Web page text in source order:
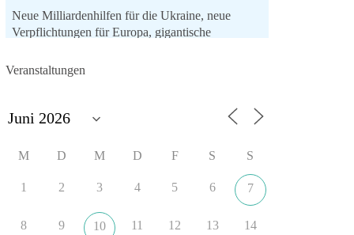
Neue Milliardenhilfen für die Ukraine, neue
Verpflichtungen für Europa, gigantische
Verteidigungsindustrie, Modernisierung der
Forderung, der Iran dürfe keine Kernwaffe
friedensorientierte Politik?
🟩🟩🟦🟦🟥🟥🟧🟧
Veranstaltungen
M D M D F S S
1 2 3 4 5 6 7
8 9 10 11 12 13 14